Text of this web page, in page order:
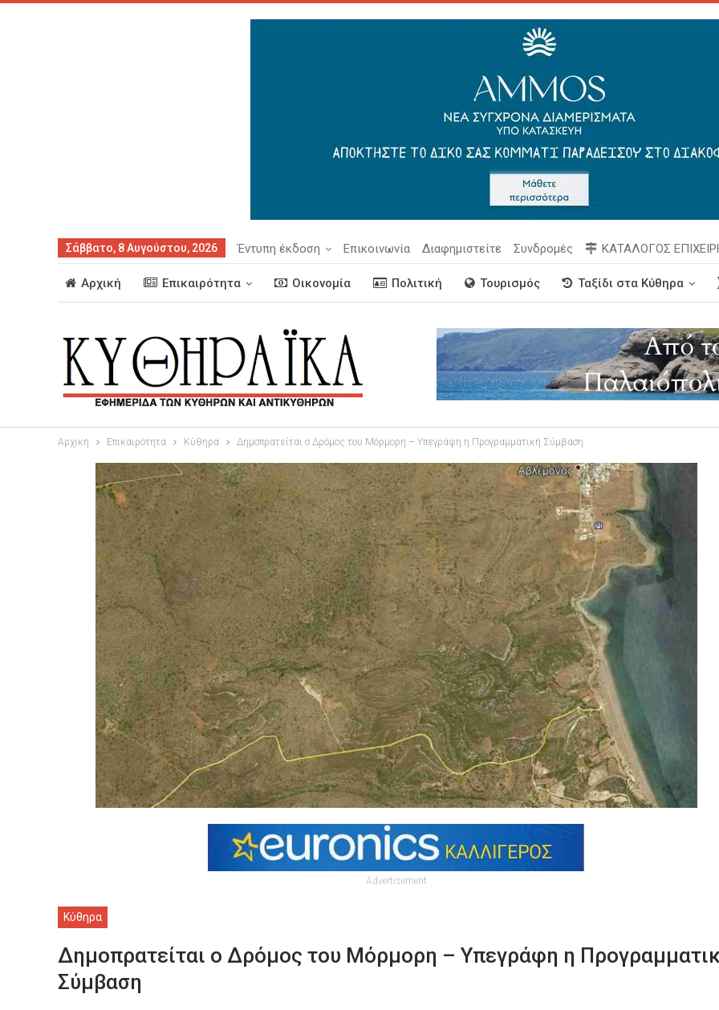
Σάββατο, 8 Αυγούστου, 2026 Έντυπη έκδοση Επικοινωνία Διαφημιστείτε Συνδρομές ΚΑΤΑΛΟΓΟΣ
Αρχική Επικαιρότητα Οικονομία Πολιτική Τουρισμός Ταξίδι στα Κύθηρα
Αρχική Επικαιρότητα Κύθηρα Δημοπρατείται ο Δρόμος του Μόρμορη – Υπεγράφη η Προγραμματική Σύμβαση
Advertisement
Κύθηρα
Δημοπρατείται ο Δρόμος του Μόρμορη – Υπεγράφη η
Σύμβαση